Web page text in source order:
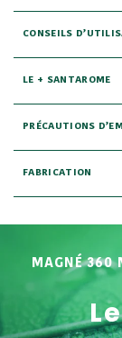
CONSEILS
LE + SANTAROME
PRÉCAUTIONS
FABRICATION
MAGNÉ 360